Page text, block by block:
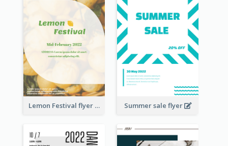
Lemon Festival flyer Summer sale flyer